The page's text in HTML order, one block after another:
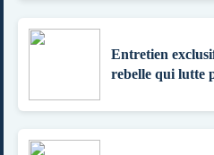
Entretien
rebelle qui lutte